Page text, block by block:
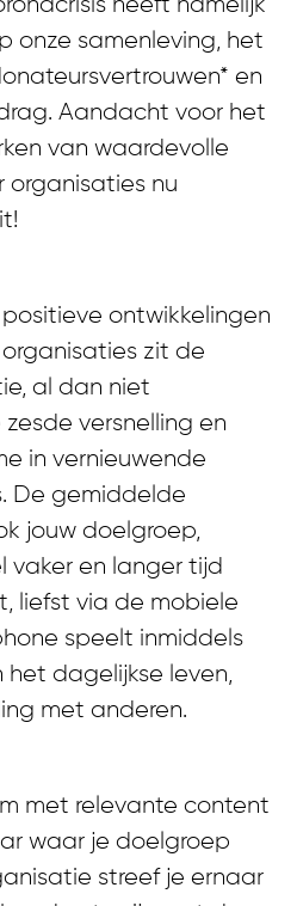
heeft namelijk
onze samenleving, het
en
Aandacht voor het
van waardevolle
organisaties nu
ontwikkelingen
zit de
al dan niet
versnelling en
in vernieuwende
De gemiddelde
jouw doelgroep,
vaker en langer tijd
liefst via de mobiele
speelt inmiddels
het dagelijkse leven,
met anderen.
met relevante content
waar je doelgroep
streef je ernaar